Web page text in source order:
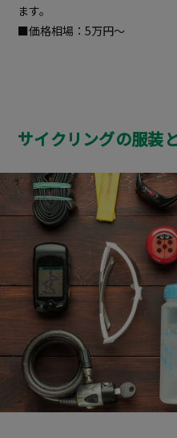
ます。
■価格相場：5万円～
サイクリングの服装